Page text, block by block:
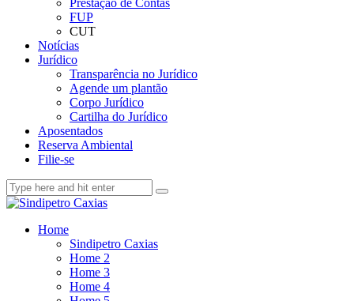
FUP
CUT
Notícias
Jurídico
Transparência no Jurídico
Agende um plantão
Corpo Jurídico
Cartilha do Jurídico
Aposentados
Reserva Ambiental
Filie-se
Home
Sindipetro Caxias
Home 2
Home 3
Home 4